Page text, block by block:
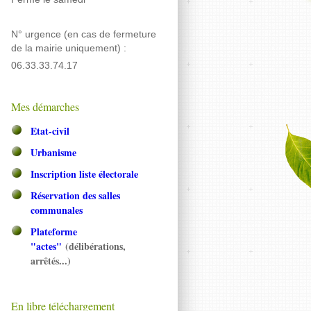
N° urgence (en cas de fermeture
de la mairie uniquement) :
06.33.33.74.17
Mes démarches
Etat-civil
Urbanisme
Inscription liste électorale
Réservation des salles
communales
Plateforme
"actes" (délibérations,
arrêtés...)
En libre téléchargement